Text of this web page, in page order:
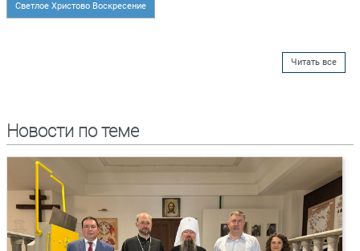
Светлое Христово Воскресение
Читать все
Новости по теме